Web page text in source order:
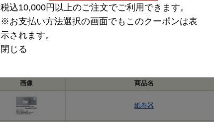
画像 商品名
紙巻器
税込10,000円以上のご注文でご利用できます。
※お支払い方法選択の画面でもこのクーポンは表
示されます。
閉じる